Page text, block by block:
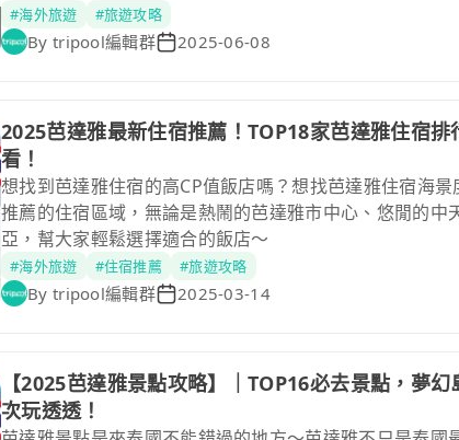
訊，讓你輕鬆遊曼谷！
#海外旅遊 #旅遊攻略
By tripool編輯群 2025-06-08
2025芭達雅最新住宿推薦！TOP18家芭達雅住宿
看！
想找到芭達雅住宿的高CP值飯店嗎？想找芭達雅住宿海
推薦的住宿區域，無論是熱鬧的芭達雅市中心、悠閒的中
亞，幫大家輕鬆選擇適合的飯店～
#海外旅遊 #住宿推薦 #旅遊攻略
By tripool編輯群 2025-03-14
【2025芭達雅景點攻略】｜TOP16必去景點，夢
次玩透透！